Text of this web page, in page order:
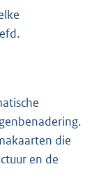
die
en de